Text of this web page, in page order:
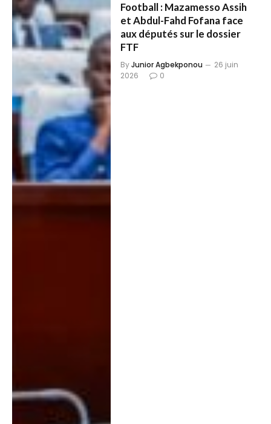
Football : Mazamesso Assih
et Abdul-Fahd Fofana face
aux députés sur le dossier
FTF
ByJunior Agbekponou
26 juin
2026
0